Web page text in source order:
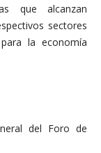
que alcanzan
sectores
la economía
del Foro de